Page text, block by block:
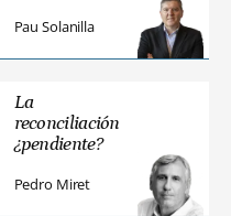
Pau Solanilla
La
reconciliación
¿pendiente?
Pedro Miret